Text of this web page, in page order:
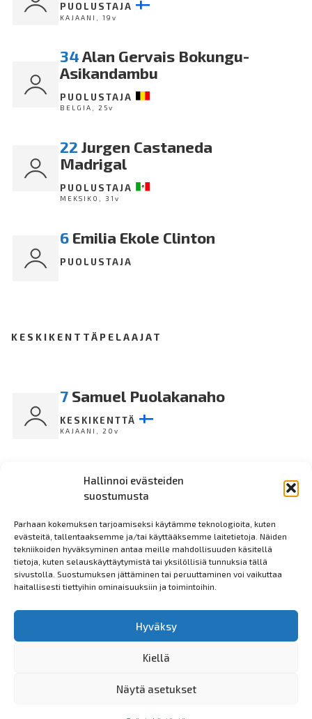
Hallinnoi evästeiden
suostumusta
Parhaan kokemuksen tarjoamiseksi käytämme teknologioita, kuten
evästeitä, tallentaaksemme ja/tai käyttääksemme laitetietoja. Näiden
tekniikoiden hyväksyminen antaa meille mahdollisuuden käsitellä
tietoja, kuten selauskäyttäytymistä tai yksilöllisiä tunnuksia tällä
sivustolla. Suostumuksen jättäminen tai peruuttaminen voi vaikuttaa
haitallisesti tiettyihin ominaisuuksiin ja toimintoihin.
Hyväksy
Kiellä
Näytä asetukset
PUOLUSTAJA
KAJAANI, 19v
34Alan Gervais Bokungu-
Asikandambu
PUOLUSTAJA
BELGIA, 25v
22 Jurgen Castaneda
Madrigal
PUOLUSTAJA
MEKSIKO, 31v
6 Emilia Ekole Clinton
PUOLUSTAJA
KESKIKENTTÄPELAAJAT
7 Samuel Puolakanaho
KESKIKENTTÄ
KAJAANI, 20v
KESKIKENTTÄ
76Jere Huotari
KESKIKENTTÄ
KAJAANI, 21v
KESKIKENTTÄ
Aitor Carrio Valles